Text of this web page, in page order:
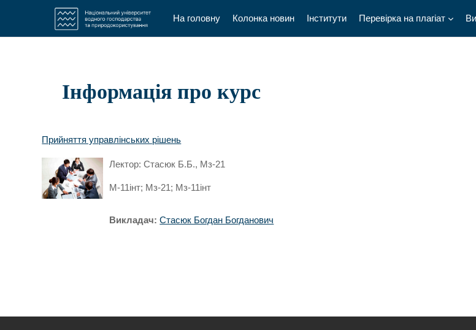
На головну Колонка новин Інститути Перевірка на плагіат
Інформація про курс
Прийняття управлінських рішень
Лектор: Стасюк Б.Б., Мз-21
М-11інт; Мз-21; Мз-11інт
Викладач:Стасюк Богдан Богданович